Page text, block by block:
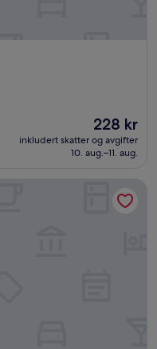
Prisen
er
228 kr
228 kr
inkludert skatter og avgifter
10. aug.–11. aug.